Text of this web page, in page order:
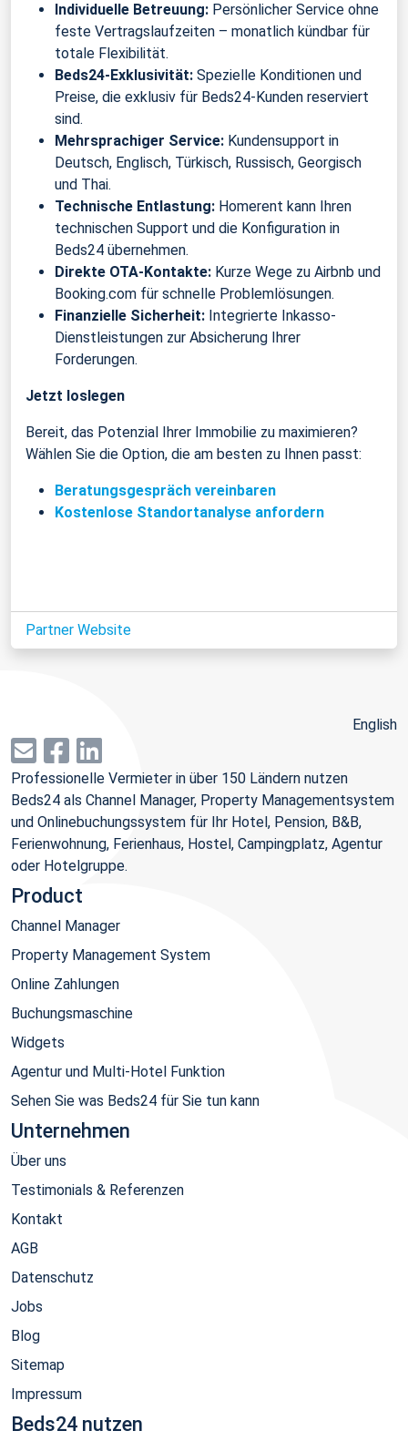
Individuelle Betreuung: Persönlicher Service ohne
feste Vertragslaufzeiten – monatlich kündbar für
totale Flexibilität.
Beds24-Exklusivität: Spezielle Konditionen und
Preise, die exklusiv für Beds24-Kunden reserviert
sind.
Mehrsprachiger Service: Kundensupport in
Deutsch, Englisch, Türkisch, Russisch, Georgisch
und Thai.
Technische Entlastung: Homerent kann Ihren
technischen Support und die Konfiguration in
Beds24 übernehmen.
Direkte OTA-Kontakte: Kurze Wege zu Airbnb und
Booking.com für schnelle Problemlösungen.
Finanzielle Sicherheit: Integrierte Inkasso-
Dienstleistungen zur Absicherung Ihrer
Forderungen.
Jetzt loslegen
Bereit, das Potenzial Ihrer Immobilie zu maximieren?
Wählen Sie die Option, die am besten zu Ihnen passt:
Beratungsgespräch vereinbaren
Kostenlose Standortanalyse anfordern
Partner Website
English
Professionelle Vermieter in über 150 Ländern nutzen
Beds24 als Channel Manager, Property Managementsystem
und Onlinebuchungssystem für Ihr Hotel, Pension, B&B,
Ferienwohnung, Ferienhaus, Hostel, Campingplatz, Agentur
oder Hotelgruppe.
Product
Channel Manager
Property Management System
Online Zahlungen
Buchungsmaschine
Widgets
Agentur und Multi-Hotel Funktion
Sehen Sie was Beds24 für Sie tun kann
Unternehmen
Über uns
Testimonials & Referenzen
Kontakt
AGB
Datenschutz
Jobs
Blog
Sitemap
Impressum
Beds24 nutzen